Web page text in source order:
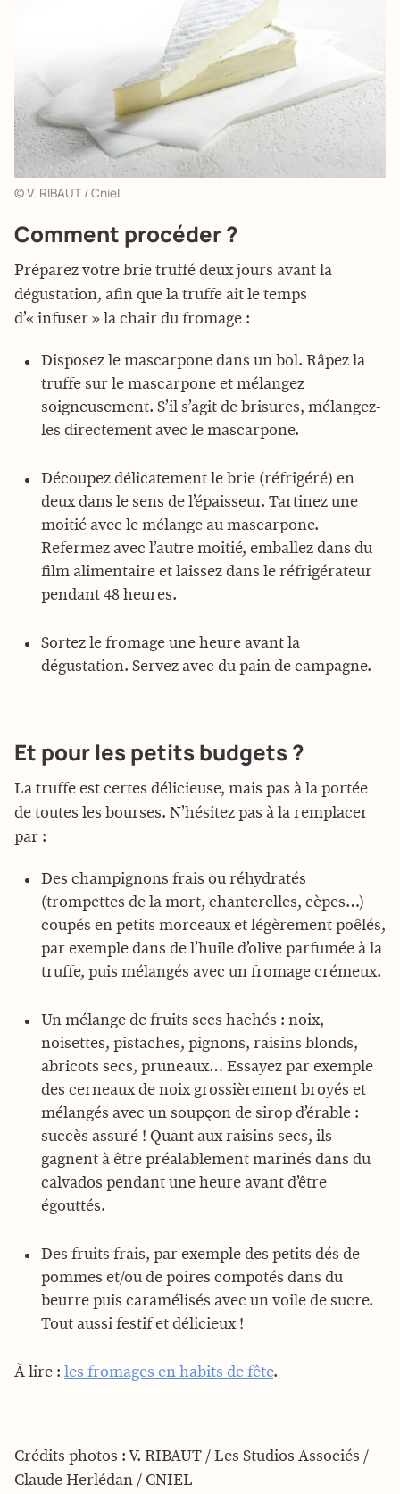
© V. RIBAUT / Cniel
Comment procéder ?
Préparez votre brie truffé deux jours avant la
dégustation, afin que la truffe ait le temps
d’« infuser » la chair du fromage :
Disposez le mascarpone dans un bol. Râpez la
truffe sur le mascarpone et mélangez
soigneusement. S’il s’agit de brisures, mélangez-
les directement avec le mascarpone.
Découpez délicatement le brie (réfrigéré) en
deux dans le sens de l’épaisseur. Tartinez une
moitié avec le mélange au mascarpone.
Refermez avec l’autre moitié, emballez dans du
film alimentaire et laissez dans le réfrigérateur
pendant 48 heures.
Sortez le fromage une heure avant la
dégustation. Servez avec du pain de campagne.
Et pour les petits budgets ?
La truffe est certes délicieuse, mais pas à la portée
de toutes les bourses. N’hésitez pas à la remplacer
par :
Des champignons frais ou réhydratés
(trompettes de la mort, chanterelles, cèpes…)
coupés en petits morceaux et légèrement poêlés,
par exemple dans de l’huile d’olive parfumée à la
truffe, puis mélangés avec un fromage crémeux.
Un mélange de fruits secs hachés : noix,
noisettes, pistaches, pignons, raisins blonds,
abricots secs, pruneaux… Essayez par exemple
des cerneaux de noix grossièrement broyés et
mélangés avec un soupçon de sirop d’érable :
succès assuré ! Quant aux raisins secs, ils
gagnent à être préalablement marinés dans du
calvados pendant une heure avant d’être
égouttés.
Des fruits frais, par exemple des petits dés de
pommes et/ou de poires compotés dans du
beurre puis caramélisés avec un voile de sucre.
Tout aussi festif et délicieux !
À lire : les fromages en habits de fête.
Crédits photos : V. RIBAUT / Les Studios Associés /
Claude Herlédan / CNIEL